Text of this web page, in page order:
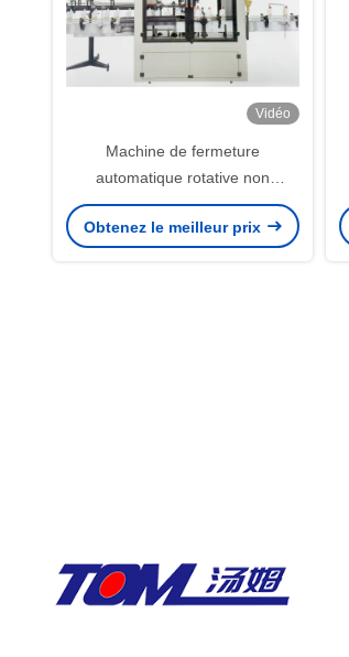
Vidéo
Machine de fermeture
automatique rotative non
métallique
Obtenez le meilleur prix